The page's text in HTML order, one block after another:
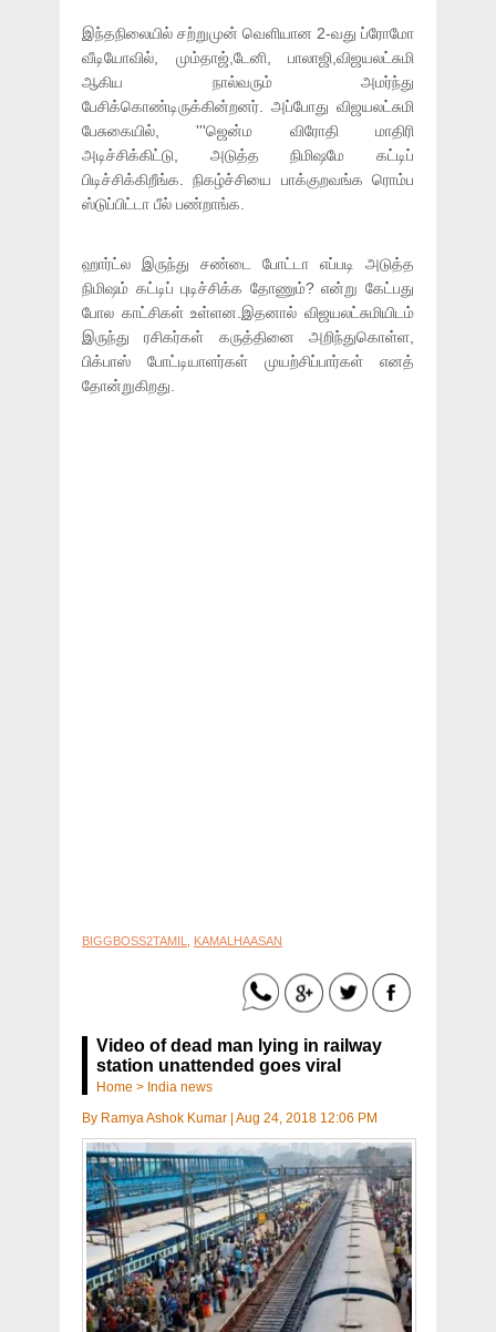
இந்தநிலையில் சற்றுமுன் வெளியான 2-வது ப்ரோமோ
வீடியோவில், மும்தாஜ்,டேனி, பாலாஜி,விஜயலட்சுமி
ஆகிய நால்வரும் அமர்ந்து
பேசிக்கொண்டிருக்கின்றனர். அப்போது விஜயலட்சுமி
பேசுகையில், '''ஜென்ம விரோதி மாதிரி
அடிச்சிக்கிட்டு, அடுத்த நிமிஷமே கட்டிப்
பிடிச்சிக்கிறீங்க. நிகழ்ச்சியை பாக்குறவங்க ரொம்ப
ஸ்டுப்பிட்டா பீல் பண்றாங்க.
ஹார்ட்ல இருந்து சண்டை போட்டா எப்படி அடுத்த
நிமிஷம் கட்டிப் புடிச்சிக்க தோணும்? என்று கேட்பது
போல காட்சிகள் உள்ளன.இதனால் விஜயலட்சுமியிடம்
இருந்து ரசிகர்கள் கருத்தினை அறிந்துகொள்ள,
பிக்பாஸ் போட்டியாளர்கள் முயற்சிப்பார்கள் எனத்
தோன்றுகிறது.
BIGGBOSS2TAMIL KAMALHAASAN
Video of dead man lying in railway
station unattended goes viral
Home > India news
By Ramya Ashok Kumar Aug 24, 2018 12:06 PM